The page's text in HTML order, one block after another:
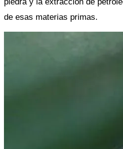
de esas materias primas.